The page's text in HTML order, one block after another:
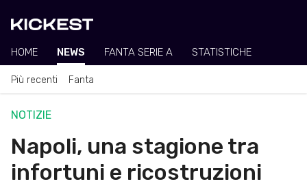
HOME NEWS FANTA SERIE A STATISTICHE
Più recenti Fanta
NOTIZIE
Napoli, una stagione tra
infortuni e ricostruzioni